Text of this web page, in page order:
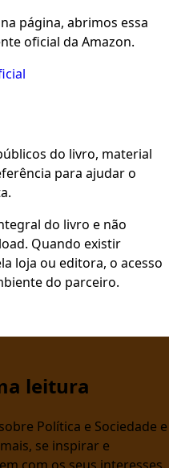
página, abrimos essa
oficial da Amazon.
do livro, material
para ajudar o
do livro e não
Quando existir
loja ou editora, o acesso
do parceiro.
leitura
Política e Sociedade e
se inspirar e
com os seus interesses.